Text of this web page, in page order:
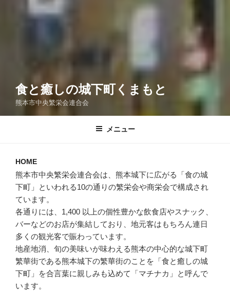
食と癒しの城下町くまもと
熊本市中央繁栄会連合会
メニュー
HOME
熊本市中央繁栄会連合会は、熊本城下に広がる「食の城
下町」といわれる10の通りの繁栄会や商栄会で構成され
ています。
各通りには、1,400 以上の個性豊かな飲食店やスナック、
バーなどのお店が集結しており、地元客はもちろん連日
多くの観光客で賑わっています。
地産地消、旬の美味いが味わえる熊本の中心的な城下町
繁華街である熊本城下の繁華街のことを「食と癒しの城
下町」を合言葉に親しみも込めて「マチナカ」と呼んで
います。